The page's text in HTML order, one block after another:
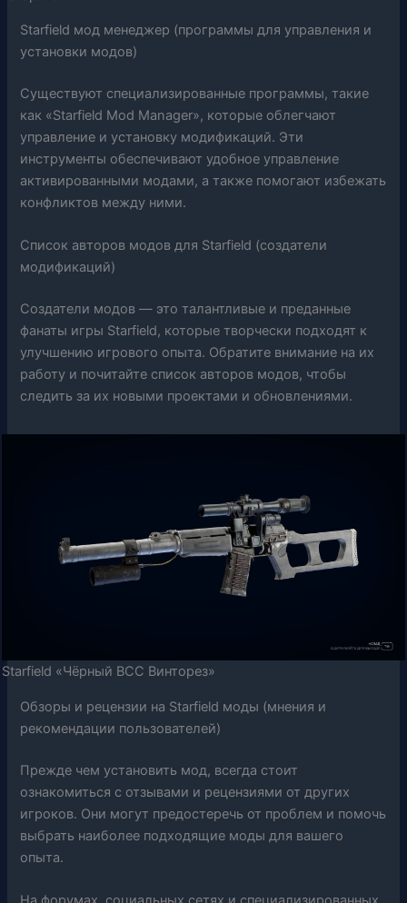
Starfield мод менеджер (программы для управления и
установки модов)
Существуют специализированные программы, такие
как «Starfield Mod Manager», которые облегчают
управление и установку модификаций. Эти
инструменты обеспечивают удобное управление
активированными модами, а также помогают избежать
конфликтов между ними.
Список авторов модов для Starfield (создатели
модификаций)
Создатели модов — это талантливые и преданные
фанаты игры Starfield, которые творчески подходят к
улучшению игрового опыта. Обратите внимание на их
работу и почитайте список авторов модов, чтобы
следить за их новыми проектами и обновлениями.
Starfield «Чёрный ВСС Винторез»
Обзоры и рецензии на Starfield моды (мнения и
рекомендации пользователей)
Прежде чем установить мод, всегда стоит
ознакомиться с отзывами и рецензиями от других
игроков. Они могут предостеречь от проблем и помочь
выбрать наиболее подходящие моды для вашего
опыта.